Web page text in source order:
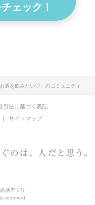
ェック！
お酒を飲みたい♡」のコミュニティ
引法に基づく表記
サイトマップ
活アプリ
reserved.